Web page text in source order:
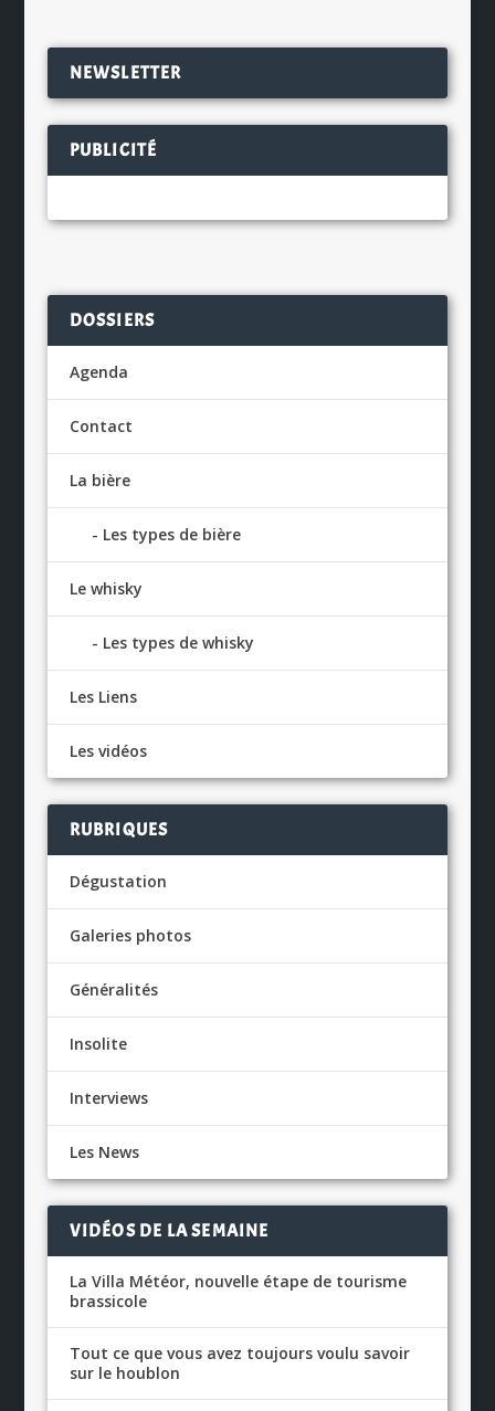
NEWSLETTER
PUBLICITÉ
DOSSIERS
Agenda
Contact
La bière
Les types de bière
Le whisky
Les types de whisky
Les Liens
Les vidéos
RUBRIQUES
Dégustation
Galeries photos
Généralités
Insolite
Interviews
Les News
VIDÉOS DE LA SEMAINE
La Villa Météor, nouvelle étape de tourisme
brassicole
Tout ce que vous avez toujours voulu savoir
sur le houblon